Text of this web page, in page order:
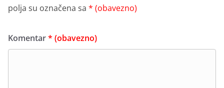
polja su označena sa * (obavezno)
Komentar* (obavezno)